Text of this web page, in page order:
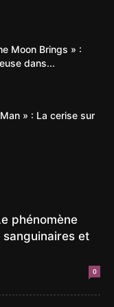
Moon Brings » :
dans...
» : La cerise sur
phénomène
et
0